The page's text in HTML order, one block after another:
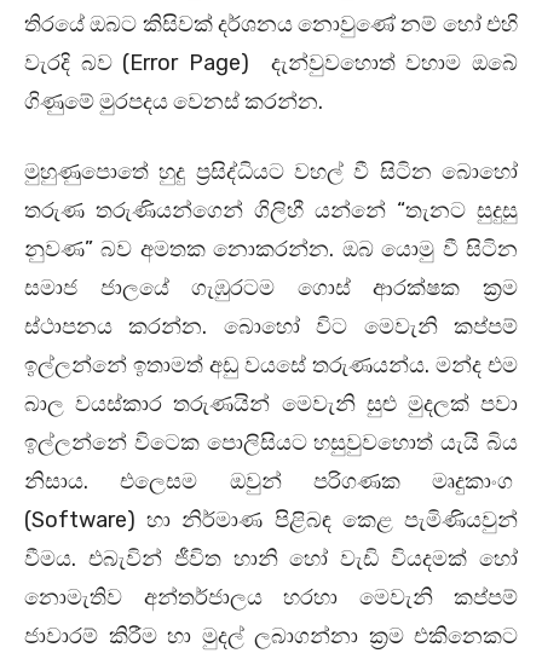
තිරයේ ඔබට කිසිවක් දර්ශනය නොවුණේ නම් හෝ එහි
වැරදි බව (Error Page) දැන්වුවහොත් වහාම ඔබේ
ගිණුමේ මුරපදය වෙනස් කරන්න.
මුහුණුපොතේ හුදු ප්‍රසිද්ධියට වහල් වී සිටින බොහෝ
තරුණ තරුණියන්ගෙන් ගිලිහී යන්නේ “තැනට සුදුසු
නුවණ” බව අමතක නොකරන්න. ඔබ යොමු වී සිටින
සමාජ ජාලයේ ගැඹුරටම ගොස් ආරක්ෂක ක්‍රම
ස්ථාපනය කරන්න. බොහෝ විට මෙවැනි කප්පම්
ඉල්ලන්නේ ඉතාමත් අඩු වයසේ තරුණයන්ය. මන්ද එම
බාල වයස්කාර තරුණයින් මෙවැනි සුළු මුදලක් පවා
ඉල්ලන්නේ විටෙක පොලිසියට හසුවුවහොත් යැයි බිය
නිසාය. එලෙසම ඔවුන් පරිගණක මෘදුකාංග
(Software) හා නිර්මාණ පිළිබඳ කෙළ පැමිණියවුන්
වීමය. එබැවින් ජීවිත හානි හෝ වැඩි වියදමක් හෝ
නොමැතිව අන්තර්ජාලය හරහා මෙවැනි කප්පම්
ජාවාරම් කිරීම හා මුදල් ලබාගන්නා ක්‍රම එකිනෙකට